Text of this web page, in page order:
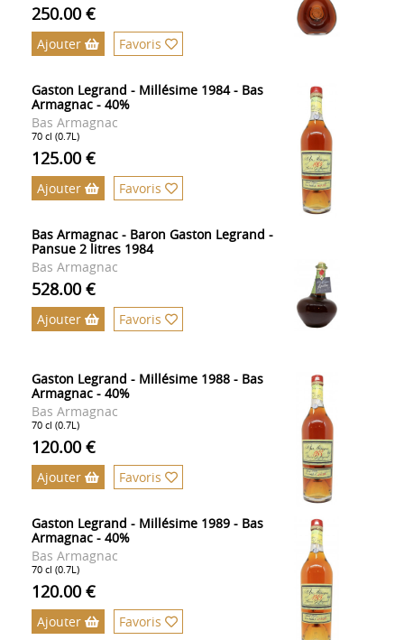
250.00 €
Ajouter Favoris
Gaston Legrand - Millésime 1984 - Bas
Armagnac - 40%
Bas Armagnac
70 cl (0.7L)
125.00 €
Ajouter Favoris
Bas Armagnac - Baron Gaston Legrand -
Pansue 2 litres 1984
Bas Armagnac
528.00 €
Ajouter Favoris
Gaston Legrand - Millésime 1988 - Bas
Armagnac - 40%
Bas Armagnac
70 cl (0.7L)
120.00 €
Ajouter Favoris
Gaston Legrand - Millésime 1989 - Bas
Armagnac - 40%
Bas Armagnac
70 cl (0.7L)
120.00 €
Ajouter Favoris